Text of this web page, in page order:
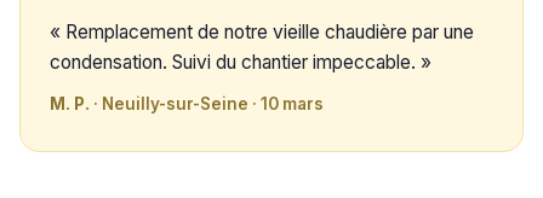
« Remplacement de notre vieille chaudière par une
condensation. Suivi du chantier impeccable. »
M. P. · Neuilly-sur-Seine · 10 mars